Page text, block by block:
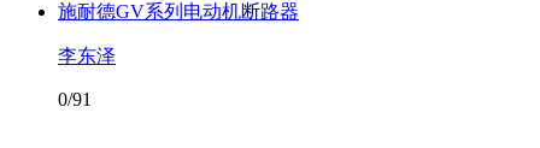
施耐德GV系列电动机断路器
李东泽
0/91